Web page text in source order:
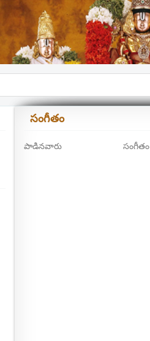
సంగీతం
పాడినవారు సంగీతం